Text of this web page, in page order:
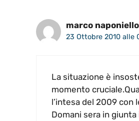
marco naponiello
23 Ottobre 2010 alle
La situazione è
momento
l’intesa del 2009 con
Domani sera in